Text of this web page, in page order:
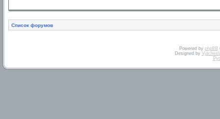
Список форумов
Powered by phpBB
Designed by